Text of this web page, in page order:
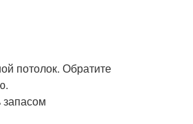
потолок. Обратите